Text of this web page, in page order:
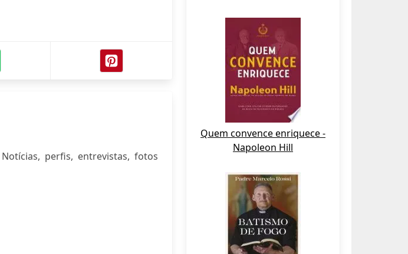
perfis, entrevistas, fotos
Quem convence enriquece -
Napoleon Hill